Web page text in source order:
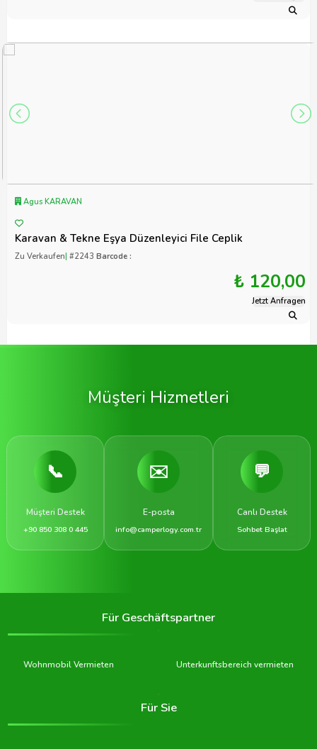
Agus KARAVAN
Karavan & Tekne Eşya Düzenleyici File Ceplik
Zu Verkaufen| #2243 Barcode :
₺ 120,00
Jetzt Anfragen
Müşteri Hizmetleri
📞
Müşteri Destek
+90 850 308 0 445
✉️
E-posta
info@camperlogy.com.tr
💬
Canlı Destek
Sohbet Başlat
Für Geschäftspartner
Wohnmobil Vermieten Unterkunftsbereich vermieten
Für Sie